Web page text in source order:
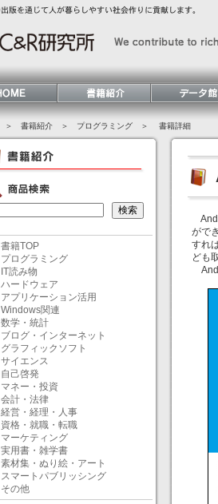
＞ 書籍紹介 ＞ プログラミング＞ 書籍詳細
書籍TOP
プログラミング
IT読み物
ハードウェア
アプリケーション活用
Windows関連
数学・統計
ブログ・インターネット
グラフィックソフト
サイエンス
自己啓発
マネー・投資
会計・法律
経営・経理・人事
資格・就職・転職
マーケティング
実用書・雑学書
素材集・ぬり絵・アート
スマートパブリッシング
その他
がで
すれ
ども